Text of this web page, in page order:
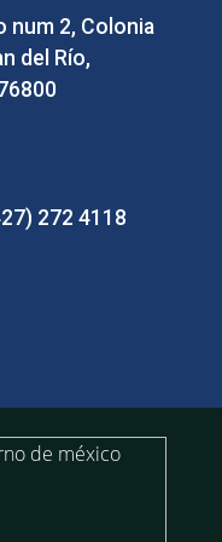
num 2, Colonia
del Río,
272 4118